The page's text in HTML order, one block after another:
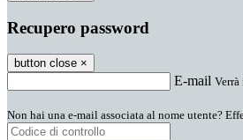
Recupero password
button close ×
E-mail
Non hai una e-mail associata al nome utente?